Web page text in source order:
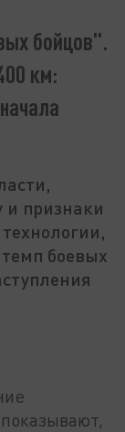
бойцов".
км:
и признаки
боевых